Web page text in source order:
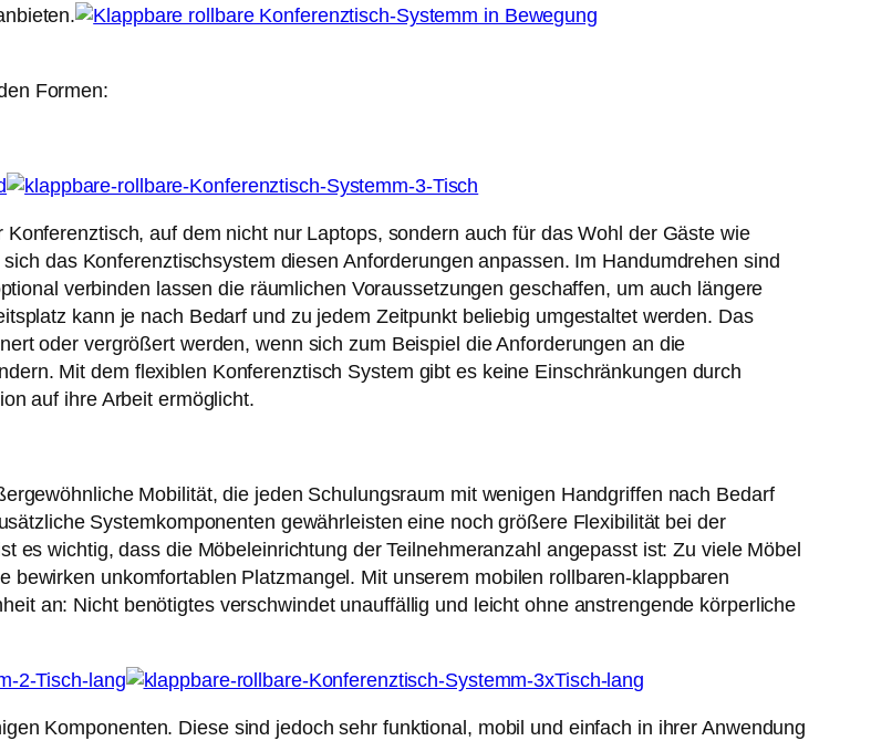
Formen:
auf dem nicht nur Laptops, sondern auch für das Wohl der Gäste wie
das Konferenztischsystem diesen Anforderungen anpassen. Im Handumdrehen sind
verbinden lassen die räumlichen Voraussetzungen geschaffen, um auch längere
kann je nach Bedarf und zu jedem Zeitpunkt beliebig umgestaltet werden. Das
oder vergrößert werden, wenn sich zum Beispiel die Anforderungen an die
Mit dem flexiblen Konferenztisch System gibt es keine Einschränkungen durch
auf ihre Arbeit ermöglicht.
Mobilität, die jeden Schulungsraum mit wenigen Handgriffen nach Bedarf
Systemkomponenten gewährleisten eine noch größere Flexibilität bei der
es wichtig, dass die Möbeleinrichtung der Teilnehmeranzahl angepasst ist: Zu viele Möbel
unkomfortablen Platzmangel. Mit unserem mobilen rollbaren-klappbaren
an: Nicht benötigtes verschwindet unauffällig und leicht ohne anstrengende körperliche
Komponenten. Diese sind jedoch sehr funktional, mobil und einfach in ihrer Anwendung